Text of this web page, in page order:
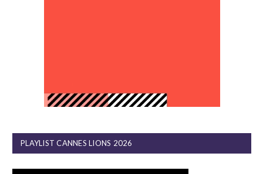
PLAYLIST CANNES LIONS 2026